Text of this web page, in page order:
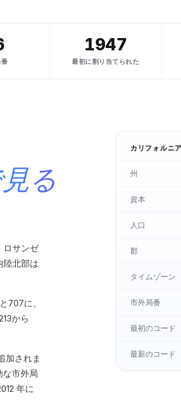
1947
最初に割り当てられた
る
ロサンゼ
陸北部は
707に、
から
加されま
な市外局
年に
カリフォルニア
州
資本
人口
郡
タイムゾーン
市外局番
最初のコード
最新のコード